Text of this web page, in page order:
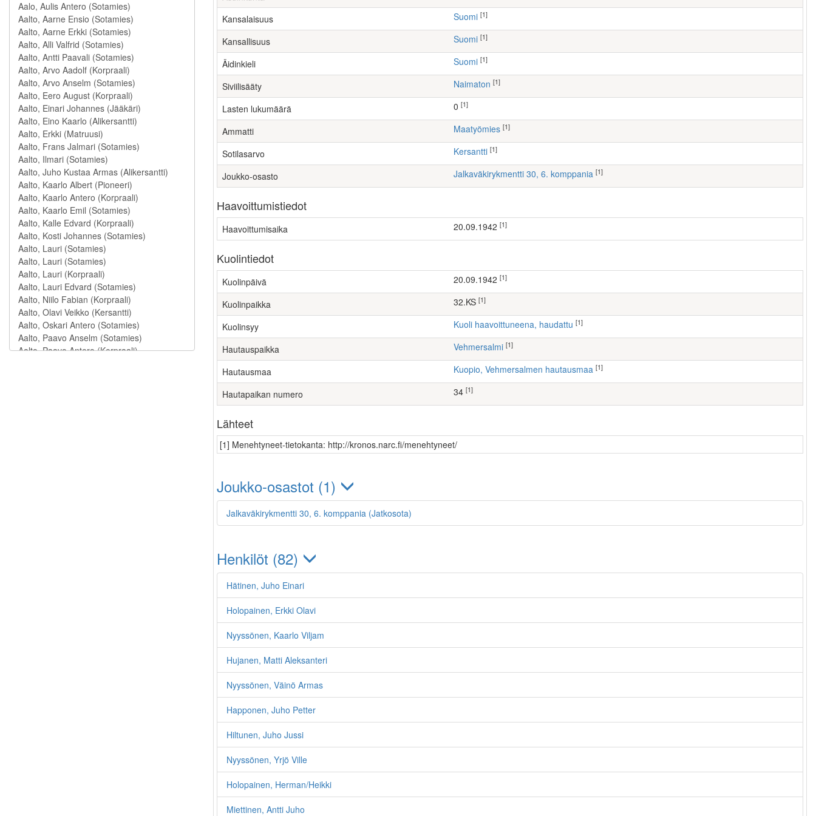
Kansalaisuus Suomi [1]
Kansallisuus Suomi [1]
Äidinkieli Suomi [1]
Siviilisääty Naimaton [1]
Lasten lukumäärä [1]
Ammatti maatyömies [1]
Sotilasarvo Kersantti [1]
Joukko-osasto Jalkaväkirykmentti 30, 6. komppania [1]
Haavoittumistiedot
Haavoittumisaika 20.09.1942 [1]
Kuolintiedot
Kuolinpäivä 20.09.1942 [1]
Kuolinpaikka 32.KS [1]
Kuolinsyy Kuoli haavoittuneena, haudattu [1]
Hautauspaikka Vehmersalmi [1]
Hautausmaa Kuopio, Vehmersalmen hautausmaa [1]
Hautapaikan numero 34 [1]
Lähteet
[1] Menehtyneet-tietokanta: http://kronos.narc.fi/menehtyneet/
Joukko-osastot (1)
Jalkaväkirykmentti 30, 6. komppania (Jatkosota)
Henkilöt (82)
Hätinen, Juho Einari
Holopainen, Erkki Olavi
Nyyssönen, Kaarlo Viljam
Hujanen, Matti Aleksanteri
Nyyssönen, Väinö Armas
Happonen, Juho Petter
Hiltunen, Juho Jussi
Nyyssönen, Yrjö Ville
Holopainen, Herman/Heikki
Miettinen, Antti Juho